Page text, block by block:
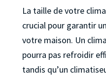
La taille de votre
crucial pour garantir
votre maison. Un
pourra pas refroidir
tandis qu’un